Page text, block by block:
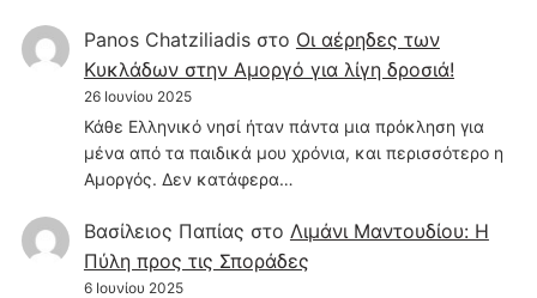
Panos Chatziliadisστο Οι αέρηδες των
Κυκλάδων στην Αμοργό για λίγη δροσιά!
26 Ιουνίου 2025
Κάθε Ελληνικό νησί ήταν πάντα μια πρόκληση για
μένα από τα παιδικά μου χρόνια, και περισσότερο η
Αμοργός. Δεν κατάφερα…
Βασίλειος Παπίας στο Λιμάνι Μαντουδίου: Η
Πύλη προς τις Σποράδες
6 Ιουνίου 2025